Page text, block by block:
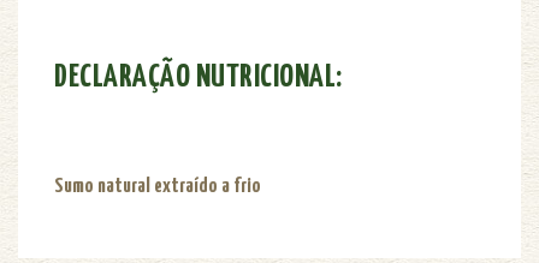
DECLARAÇÃO NUTRICIONAL:
Sumo natural extraído a frio